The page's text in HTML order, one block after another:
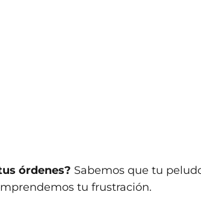
órdenes? Sabemos que tu
tu frustración.